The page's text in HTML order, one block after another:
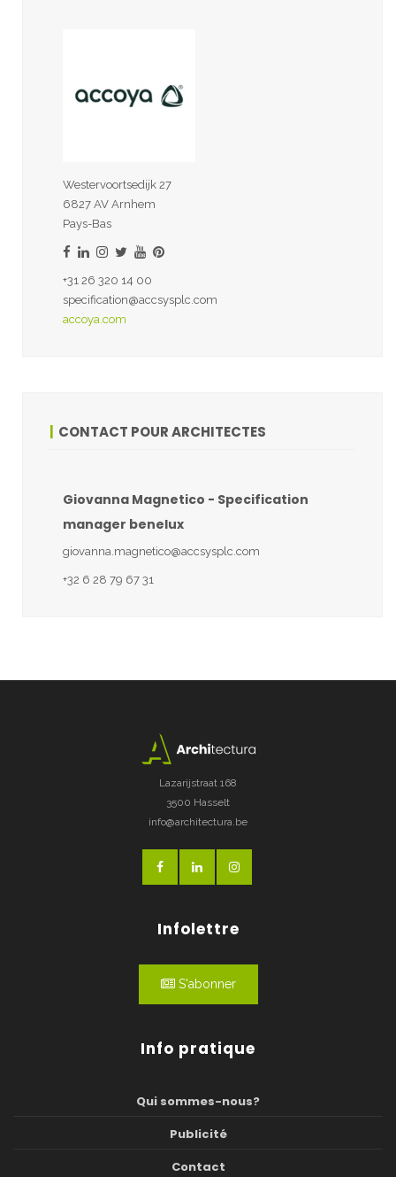
Westervoortsedijk 27
6827 AV Arnhem
Pays-Bas
+31 26 320 14 00
specification@accsysplc.com
accoya.com
CONTACT POUR ARCHITECTES
Giovanna Magnetico - Specification
manager benelux
giovanna.magnetico@accsysplc.com
+32 6 28 79 67 31
Lazarijstraat 168
3500 Hasselt
info@architectura.be
Infolettre
S'abonner
Info pratique
Qui sommes-nous?
Publicité
Contact